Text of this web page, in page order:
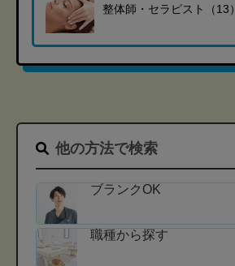
整体師・セラピスト（13）
他の方法で検索
ブランクOK
職種から探す